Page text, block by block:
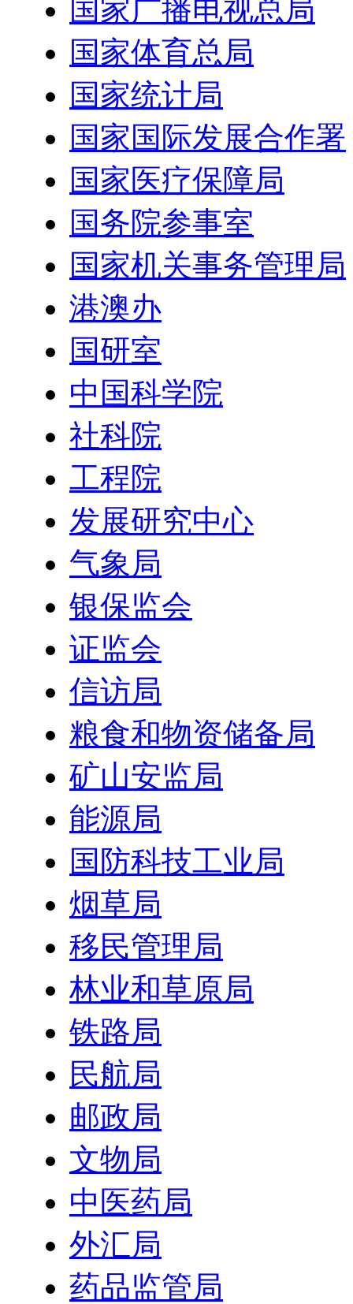
国家广播电视总局
国家体育总局
国家统计局
国家国际发展合作署
国家医疗保障局
国务院参事室
国家机关事务管理局
港澳办
国研室
中国科学院
社科院
工程院
发展研究中心
气象局
银保监会
证监会
信访局
粮食和物资储备局
矿山安监局
能源局
国防科技工业局
烟草局
移民管理局
林业和草原局
铁路局
民航局
邮政局
文物局
中医药局
外汇局
药品监管局